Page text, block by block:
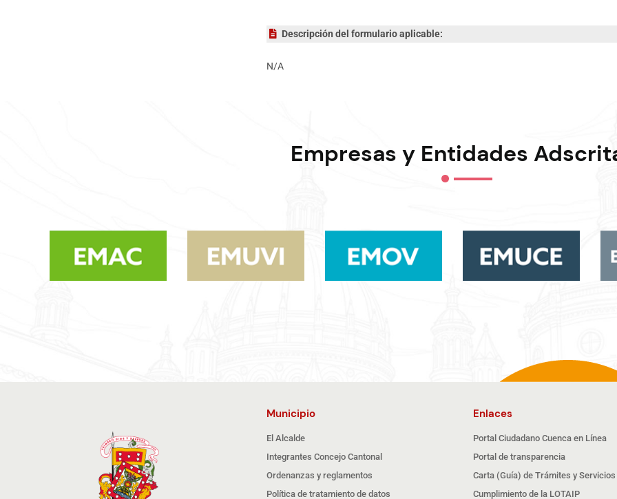
Descripción del formulario aplicable:
N/A
Empresas y Entidades
Municipio
El Alcalde
Integrantes Concejo Cantonal
Ordenanzas y reglamentos
Política de tratamiento de datos
Enlaces
Portal Ciudadano Cuenca en Línea
Portal de transparencia
Carta (Guía) de Trámites y Servicios
Cumplimiento de la LOTAIP